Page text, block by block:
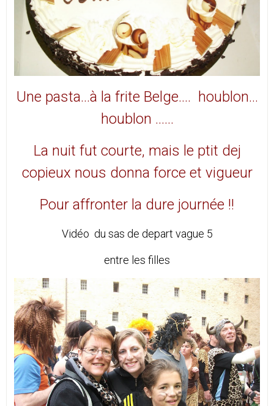
Une pasta…à la frite Belge.... houblon...
houblon ……
La nuit fut courte, mais le ptit dej
copieux nous donna force et vigueur
Pour affronter la dure journée !!
Vidéo du sas de depart vague 5
entre les filles